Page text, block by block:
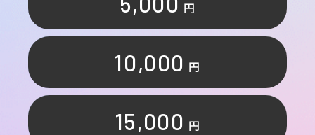
円
10,000 円
15,000 円